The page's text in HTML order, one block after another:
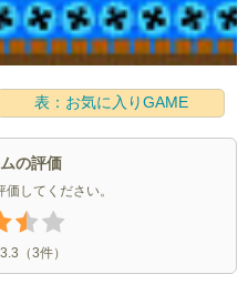
表：お気に入りGAME
の評価
してください。
3.3 （3件）